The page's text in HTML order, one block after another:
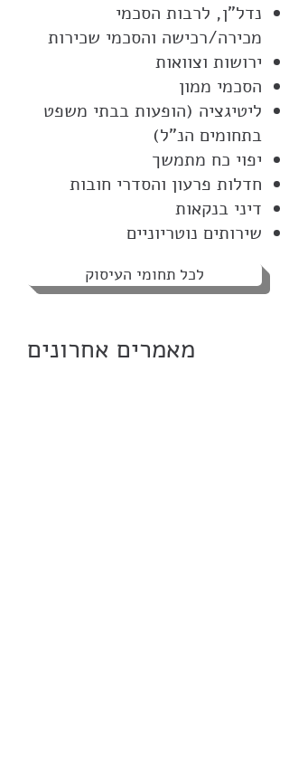
נדל"ן, לרבות הסכמי
מכירה/רכישה והסכמי שכירות
ירושות וצוואות
הסכמי ממון
ליטיגציה (הופעות בבתי משפט
בתחומים הנ"ל)
יפוי כח מתמשך
חדלות פרעון והסדרי חובות
דיני בנקאות
שירותים נוטריוניים
לכל תחומי העיסוק
מאמרים אחרונים